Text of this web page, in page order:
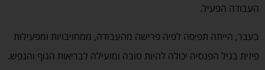
העבודה הפעיל.
בעבר, הייתה תפיסה לפיה פרישה מהעבודה, ממחויבויות ומפעילות
פיזית בגיל הפנסיה יכולה להיות טובה ומועילה לבריאות הגוף והנפש.